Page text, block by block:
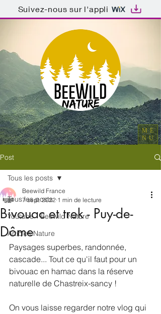
Suivez-nous sur l'appli
ME
NU
Post
Tous les posts
Youtube - Beewild Nature
Articles Nature
Tous les posts
Bivouac et trek - Puy-de-
Dôme
Beewild France
7 sept. 2022 1 min de lecture
Paysages superbes, randonnée,
cascade... Tout ce qu'il faut pour un
bivouac en hamac dans la réserve
naturelle de Chastreix-sancy !
On vous laisse regarder notre vlog qui